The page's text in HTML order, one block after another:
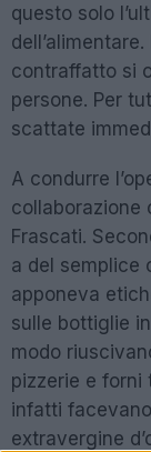
questo solo
contraffatto si
persone. Per
scattate
A condurre
collaborazione
Frascati.
a del semplice
apponeva
sulle bottiglie
modo
pizzerie e forni
infatti
extravergine